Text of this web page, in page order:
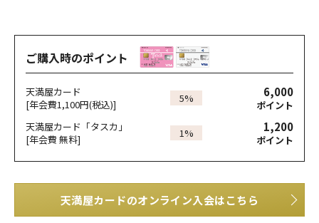
ご購入時のポイント
天満屋カード
[年会費1,100円(税込)]
5% 6,000
ポイント
天満屋カード「タスカ」
[年会費 無料]
1% 1,200
ポイント
天満屋カードのオンライン入会はこちら